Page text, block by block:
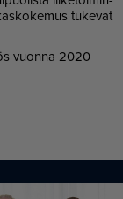
tu­ke­vat
vuon­na 2020